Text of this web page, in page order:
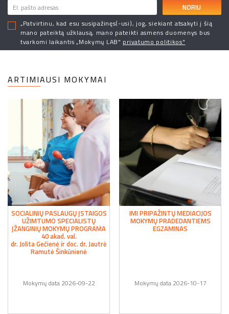
NORIU
„Patvirtinu, kad esu susipažinęs(-usi), jog, siekiant atsakyti į šią
mano pateiktą užklausą, mano pateikti asmens duomenys bus
tvarkomi laikantis „Mokymų LAB" privatumo politikos"
ARTIMIAUSI MOKYMAI
SOCIALINIŲ PASLAUGŲ ĮSTAIGOS
UŽIMTUMO SPECIALISTŲ
ĮŽANGINIŲ MOKYMŲ PROGRAMA
40 akad. val.
dr. Jolita Gečienė ir doc. dr. Jautrė
Ramutė Šinkūnienė
Mokymų data 2026-09-22
IMI PRIPAŽINTŲ MEDIACIJOS
MOKYMŲ PRADEDANTIEMS
EGZAMINAS
Mokymų data 2026-10-17